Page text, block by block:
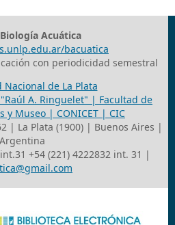
Acuática
bacuatica
con periodicidad semestral
Nacional de La Plata
A. Ringuelet" | Facultad de
y Museo | CONICET | CIC
| La Plata (1900) | Buenos Aires |
Argentina
+54 (221) 4222832 int. 31 |